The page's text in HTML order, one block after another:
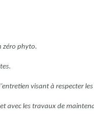
zéro phyto.
visant à respecter
avec les travaux de